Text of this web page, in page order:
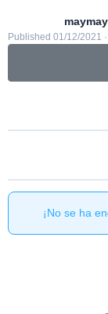
Published 01/12/2021
¡No se ha